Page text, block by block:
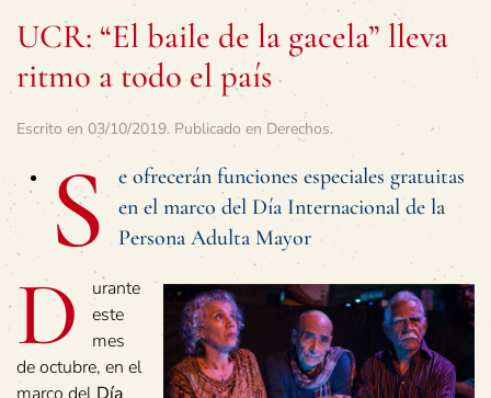
UCR: “El baile de la gacela” lleva
ritmo a todo el país
Escrito en 03/10/2019. Publicado en Derechos.
S
e ofrecerán funciones especiales gratuitas
en el marco del Día Internacional de la
Persona Adulta Mayor
D
urante
este
mes
de octubre, en el